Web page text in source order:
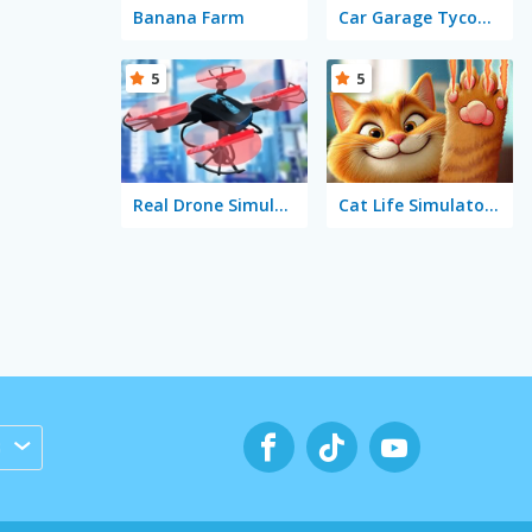
Banana Farm Car Garage Tycoon Game
Real Drone Simulator
5
Cat Life Simulator: Devil Cat
5